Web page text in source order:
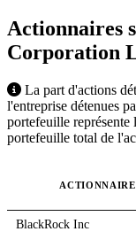
Actionnaires
Corporation
La part d'actions
l'entreprise détenues
portefeuille représente
portefeuille total de
ACTIONNAIRE
BlackRock Inc